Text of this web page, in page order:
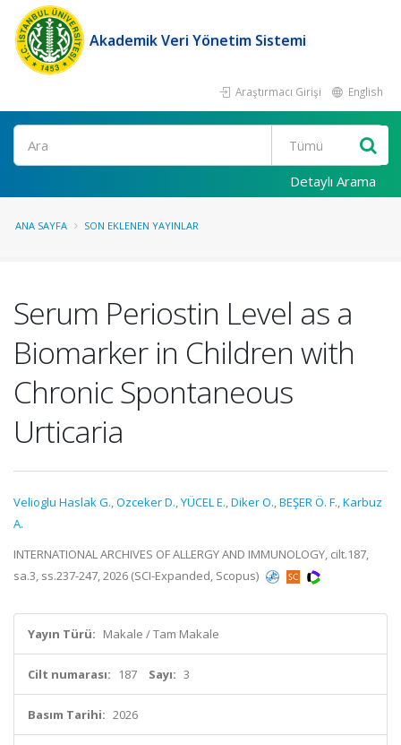
Akademik Veri Yönetim Sistemi
Araştırmacı Girişi English
Ara
Detaylı Arama
ANA SAYFA SON EKLENEN YAYINLAR
Serum Periostin Level as a
Biomarker in Children with
Chronic Spontaneous
Urticaria
Velioglu Haslak G.,Ozceker D.,YÜCEL E.,Diker O.,BEŞER Ö. F.,Karbuz
A.
INTERNATIONAL ARCHIVES OF ALLERGY AND IMMUNOLOGY, cilt.187,
sa.3, ss.237-247, 2026 (SCI-Expanded, Scopus)
Yayın Türü: Makale / Tam Makale
Cilt numarası: 187 Sayı: 3
Basım Tarihi: 2026